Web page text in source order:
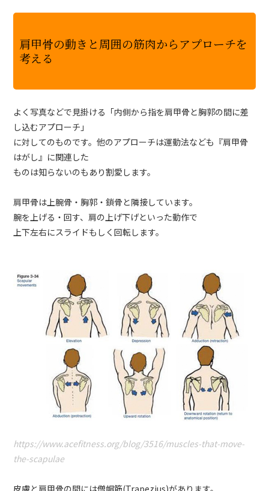
肩甲骨の動きと周囲の筋肉からアプローチを
考える
よく写真などで見掛ける「内側から指を肩甲骨と胸郭の間に差
し込むアプローチ」
に対してのものです。他のアプローチは運動法なども『肩甲骨
はがし』に関連した
ものは知らないのもあり割愛します。
肩甲骨は上腕骨・胸郭・鎖骨と隣接しています。
腕を上げる・回す、肩の上げ下げといった動作で
上下左右にスライドもしく回転します。
https://www.acefitness.org/blog/3516/muscles-that-move-
the-scapulae